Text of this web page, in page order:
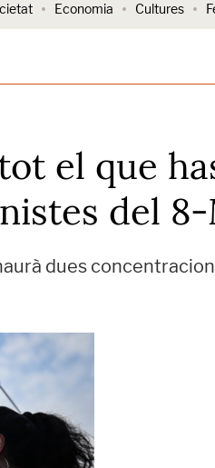
Economia Cultures
el que
del
dues